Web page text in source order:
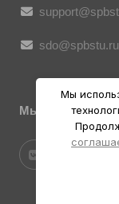
sdo@spbstu.ru
Мы в
Мы